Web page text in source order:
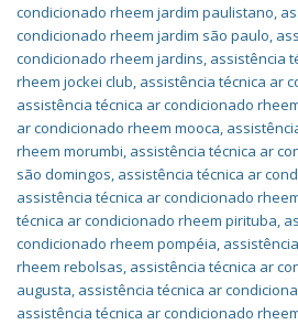
condicionado rheem jardim paulistano,
condicionado rheem jardim são paulo,
condicionado rheem jardins, assistência
rheem jockei club, assistência técnica ar
assistência técnica ar condicionado
ar condicionado rheem mooca,
rheem morumbi, assistência técnica ar
são domingos, assistência técnica ar
assistência técnica ar condicionado
técnica ar condicionado rheem pirituba,
condicionado rheem pompéia,
rheem rebolsas, assistência técnica ar
augusta, assistência técnica ar
assistência técnica ar condicionado